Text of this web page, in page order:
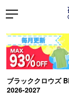
ブラッククロウズ
2026-2027